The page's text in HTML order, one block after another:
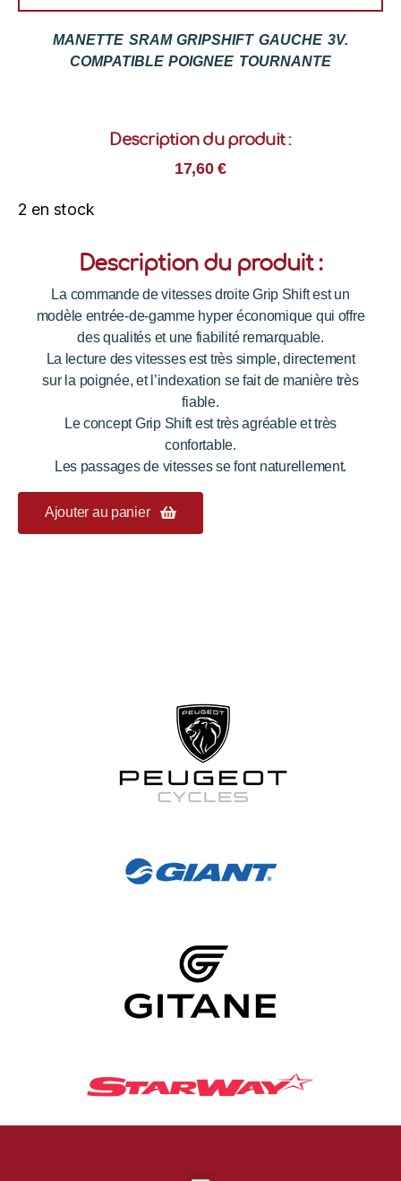
MANETTE SRAM GRIPSHIFT GAUCHE 3V.
COMPATIBLE POIGNEE TOURNANTE
Description du produit :
17,60€
2 en stock
Description du produit :
La commande de vitesses droite Grip Shift est un
modèle entrée-de-gamme hyper économique qui offre
des qualités et une fiabilité remarquable.
La lecture des vitesses est très simple, directement
sur la poignée, et l’indexation se fait de manière très
fiable.
Le concept Grip Shift est très agréable et très
confortable.
Les passages de vitesses se font naturellement.
Ajouter au panier